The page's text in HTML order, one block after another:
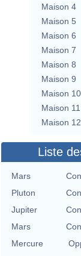
Maison 4
Maison 5
Maison 6
Maison 7
Maison 8
Maison 9
Maison 10
Maison 11
Maison 12
Liste
Mars
Pluton
Jupiter
Mars
Mercure